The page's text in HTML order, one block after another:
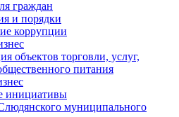
граждан
и порядки
коррупции
объектов торговли, услуг,
питания
инициативы
муниципального